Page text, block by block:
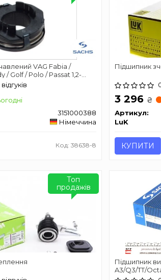
VAG Fabia /
/ Golf / Polo / Passat 1,2-
3151000388
Німеччина
Код: 38638-8
Підшипник
3 296 ₴
Артикул:
LuK
КУПИТИ
Топ
продажів
Підшипник
A3/Q3/TT/
"1,4-2,0 "03>>